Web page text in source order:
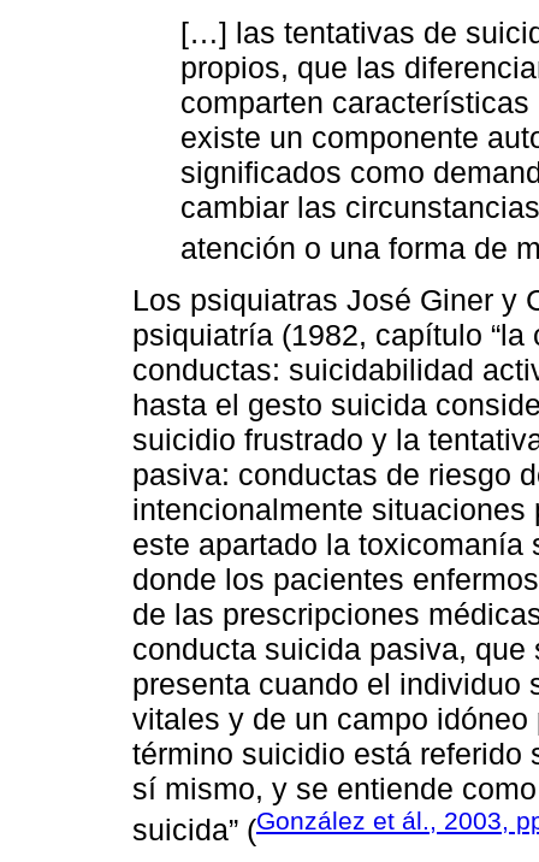
[…] las tentativas de
propios, que las
comparten
existe un componente
significados como
cambiar las
atención o una forma de
Los psiquiatras José Giner y
psiquiatría (1982, capítulo
conductas: suicidabilidad
hasta el gesto suicida
suicidio frustrado y la
pasiva: conductas de riesgo
intencionalmente
este apartado la
donde los pacientes
de las prescripciones
conducta suicida pasiva,
presenta cuando el individuo
vitales y de un campo
término suicidio está referido
sí mismo, y se entiende
suicida” (González et ál., 2003,